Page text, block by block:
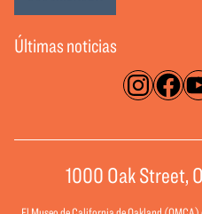
Últimas noticias
1000 Oak Street,